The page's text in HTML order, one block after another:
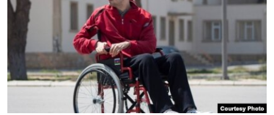
FOTOQALEREYA
İNFOQRAFIKA
KARIKATURA
OXU ZALI
AZƏRBAYCAN ƏDƏBIYYATI KITABXANASI
İSLAM VƏ DEMOKRATIYA
İZ - MƏDƏNIYYƏT PROQRAMI
HAQQIMIZDA
MISSIYAMIZ
PEŞƏ ETIKASI VƏ JURNALISTIKA STANDARTLARIMIZ
MATERIALLARIMIZDAN ISTIFADƏ
AZADLIQRADIOSU MOBIL TELEFONUNUZDA
BIZI IZLƏ
RFE/RL-in bütün saytları